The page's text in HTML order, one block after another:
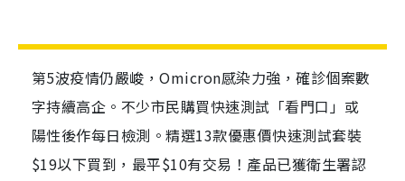
第5波疫情仍嚴峻，Omicron感染力強，確診個案數
字持續高企。不少市民購買快速測試「看門口」或
陽性後作每日檢測。精選13款優惠價快速測試套裝
$19以下買到，最平$10有交易！產品已獲衛生署認